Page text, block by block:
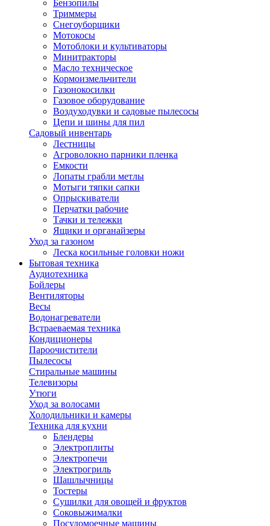
Бензопилы
Триммеры
Снегоуборщики
Мотокосы
Мотоблоки и культиваторы
Минитракторы
Масло техническое
Кормоизмельчители
Газонокосилки
Газовое оборудование
Воздуходувки и садовые пылесосы
Цепи и шины для пил
Садовый инвентарь
Лестницы
Агроволокно парники пленка
Емкости
Лопаты грабли метлы
Мотыги тяпки сапки
Опрыскиватели
Перчатки рабочие
Тачки и тележки
Ящики и органайзеры
Уход за газоном
Леска косильные головки ножи
Бытовая техника
Аудиотехника
Бойлеры
Вентиляторы
Весы
Водонагреватели
Встраеваемая техника
Кондиционеры
Пароочистители
Пылесосы
Стиральные машины
Телевизоры
Утюги
Уход за волосами
Холодильники и камеры
Техника для кухни
Блендеры
Электроплиты
Электропечи
Электрогриль
Шашлычницы
Тостеры
Сушилки для овощей и фруктов
Соковыжималки
Посудомоечные машины